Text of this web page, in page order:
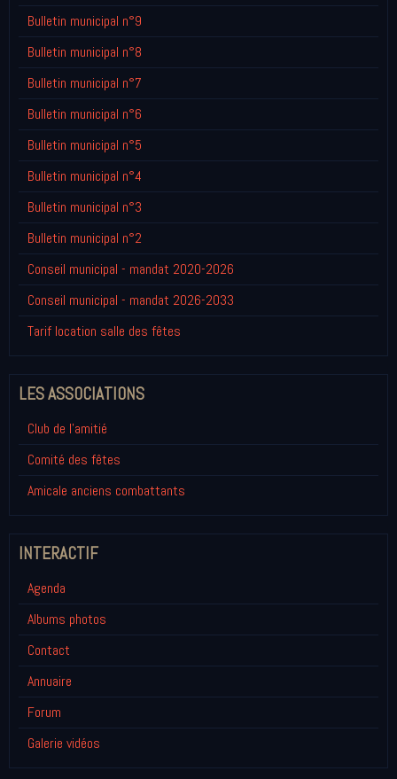
Bulletin municipal n°9
Bulletin municipal n°8
Bulletin municipal n°7
Bulletin municipal n°6
Bulletin municipal n°5
Bulletin municipal n°4
Bulletin municipal n°3
Bulletin municipal n°2
Conseil municipal - mandat 2020-2026
Conseil municipal - mandat 2026-2033
Tarif location salle des fêtes
LES ASSOCIATIONS
Club de l'amitié
Comité des fêtes
Amicale anciens combattants
INTERACTIF
Agenda
Albums photos
Contact
Annuaire
Forum
Galerie vidéos